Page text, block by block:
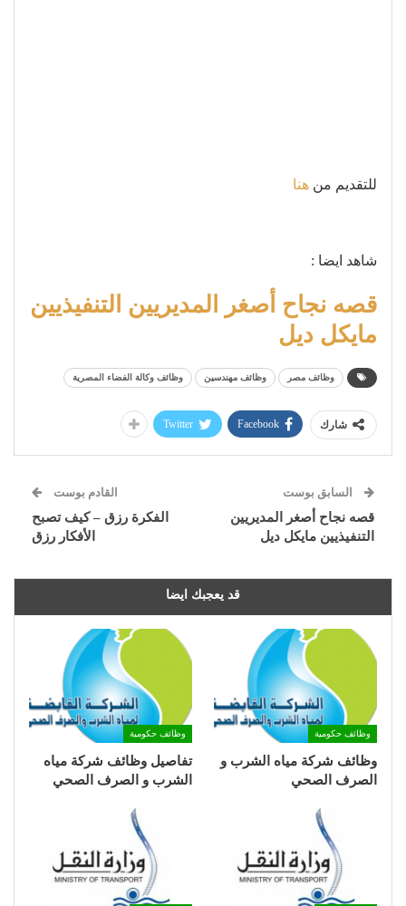
للتقديم من هنا
شاهد ايضا :
قصه نجاح أصغر المديريين التنفيذيين
مايكل ديل
وظائف مصر وظائف مهندسين وظائف وكالة الفضاء المصرية
شارك Facebook
Twitter
السابق بوست
قصه نجاح أصغر المديريين
التنفيذيين مايكل ديل
القادم بوست
الفكرة رزق – كيف تصبح
الأفكار رزق
قد يعجبك ايضا
وظائف حكومية
وظائف شركة مياه الشرب و
الصرف الصحي
وظائف حكومية
تفاصيل وظائف شركة مياه
الشرب و الصرف الصحي